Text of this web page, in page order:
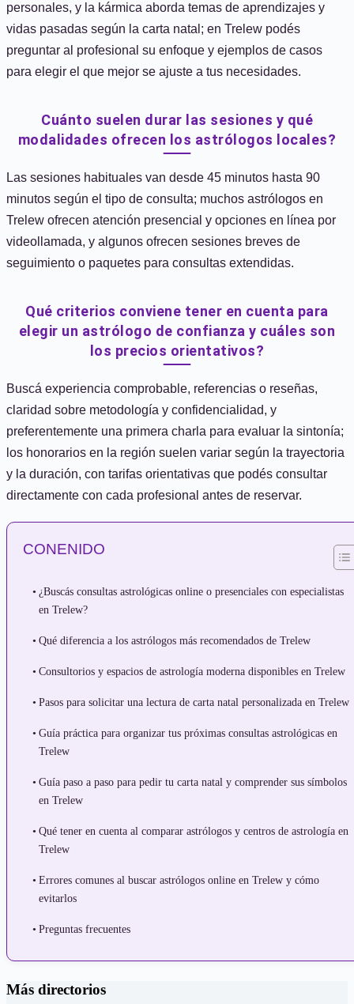
personales, y la kármica aborda temas de aprendizajes y
vidas pasadas según la carta natal; en Trelew podés
preguntar al profesional su enfoque y ejemplos de casos
para elegir el que mejor se ajuste a tus necesidades.
Cuánto suelen durar las sesiones y qué
modalidades ofrecen los astrólogos locales?
Las sesiones habituales van desde 45 minutos hasta 90
minutos según el tipo de consulta; muchos astrólogos en
Trelew ofrecen atención presencial y opciones en línea por
videollamada, y algunos ofrecen sesiones breves de
seguimiento o paquetes para consultas extendidas.
Qué criterios conviene tener en cuenta para
elegir un astrólogo de confianza y cuáles son
los precios orientativos?
Buscá experiencia comprobable, referencias o reseñas,
claridad sobre metodología y confidencialidad, y
preferentemente una primera charla para evaluar la sintonía;
los honorarios en la región suelen variar según la trayectoria
y la duración, con tarifas orientativas que podés consultar
directamente con cada profesional antes de reservar.
CONENIDO
¿Buscás consultas astrológicas online o presenciales con especialistas
en Trelew?
Qué diferencia a los astrólogos más recomendados de Trelew
Consultorios y espacios de astrología moderna disponibles en Trelew
Pasos para solicitar una lectura de carta natal personalizada en Trelew
Guía práctica para organizar tus próximas consultas astrológicas en
Trelew
Guía paso a paso para pedir tu carta natal y comprender sus símbolos
en Trelew
Qué tener en cuenta al comparar astrólogos y centros de astrología en
Trelew
Errores comunes al buscar astrólogos online en Trelew y cómo
evitarlos
Preguntas frecuentes
Más directorios